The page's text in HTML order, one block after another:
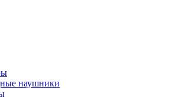
наушники